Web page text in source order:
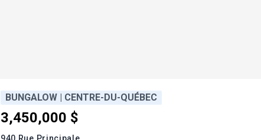
BUNGALOW | CENTRE-DU-QUÉBEC
3,450,000 $